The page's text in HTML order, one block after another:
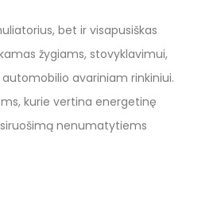
bet ir visapusiškas
žygiams, stovyklavimui,
avariniam rinkiniui.
kurie vertina energetinę
nenumatytiems